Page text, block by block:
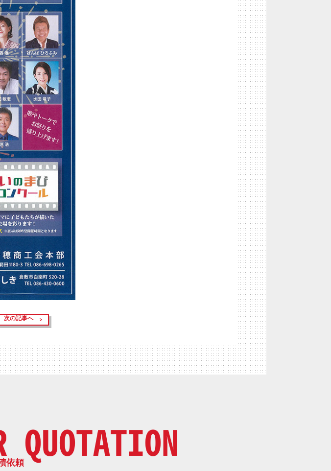
次の記事へ
QUOTATION
依頼